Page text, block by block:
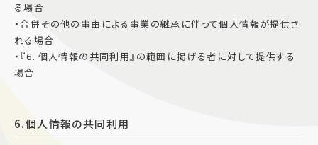
る場合
・合併その他の事由による事業の継承に伴って個人情報が提供さ
れる場合
・『6．個人情報の共同利用』の範囲に掲げる者に対して提供する
場合
6.個人情報の共同利用